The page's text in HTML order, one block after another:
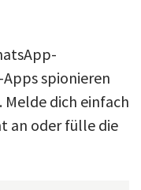
spionieren
dich einfach
an oder fülle die